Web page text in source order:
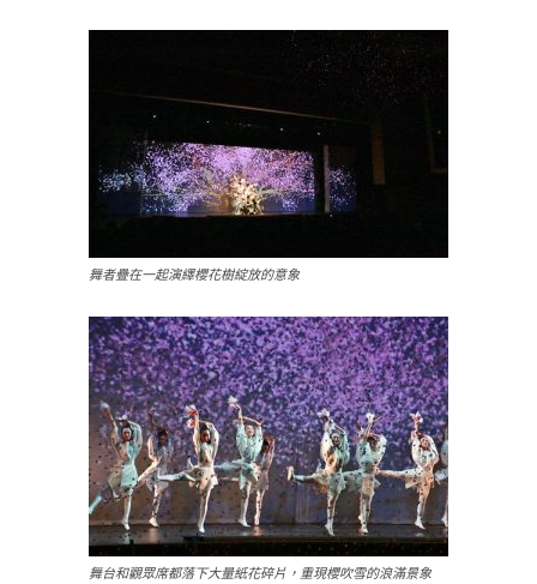
舞者疊在一起演繹櫻花樹綻放的意象
舞台和觀眾席都落下大量紙花碎片，重現櫻吹雪的浪滿景象